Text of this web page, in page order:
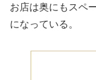
お店は奥にもスペ
になっている。